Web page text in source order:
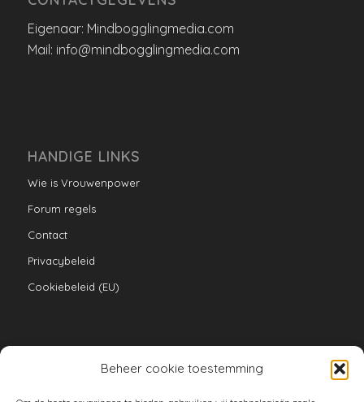
Beheer cookie toestemming
Eigenaar: Mindbogglingmedia.com
Mail: info@mindbogglingmedia.com
HANDIGE LINKS
Wie is Vrouwenpower
Forum regels
Contact
Privacybeleid
Cookiebeleid (EU)